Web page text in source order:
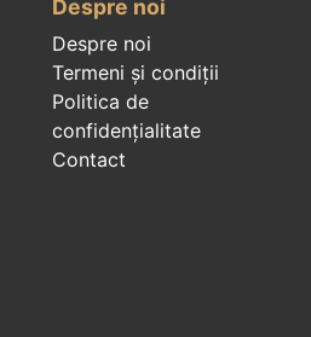
Despre noi
Despre noi
Termeni și condiții
Politica de
confidenţialitate
Contact